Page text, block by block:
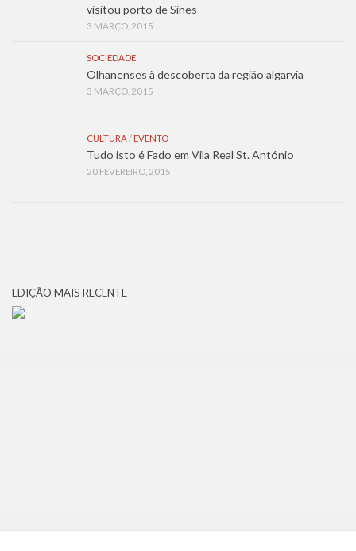
visitou porto de Sines
3 MARÇO, 2015
SOCIEDADE
Olhanenses à descoberta da região algarvia
3 MARÇO, 2015
CULTURA/ EVENTO
Tudo isto é Fado em Vila Real St. António
20 FEVEREIRO, 2015
EDIÇÃO MAIS RECENTE